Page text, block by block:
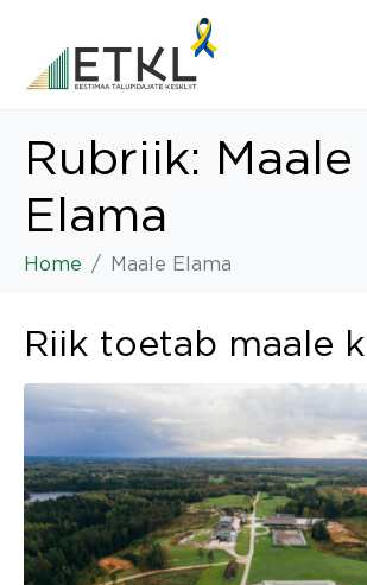
Rubriik: Maale
Elama
Home Maale Elama
Riik toetab maale